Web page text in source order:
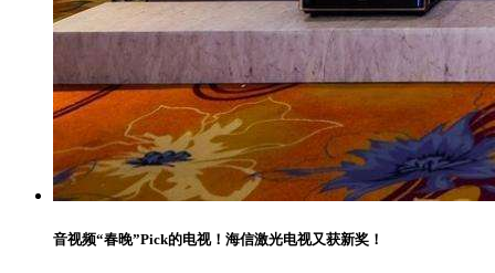
音视频“春晚”Pick的电视！海信激光电视又获新奖！